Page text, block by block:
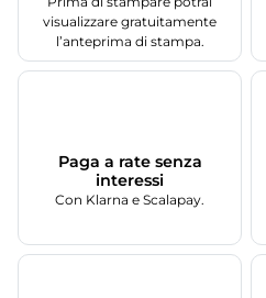
visualizzare gratuitamente
l’anteprima di stampa.
Paga a rate senza
interessi
Con Klarna e Scalapay.